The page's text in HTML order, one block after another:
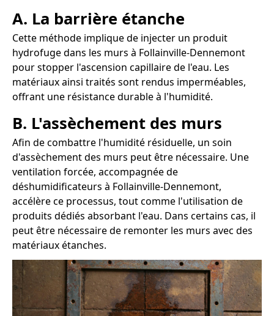
A. La barrière étanche
Cette méthode implique de injecter un produit
hydrofuge dans les murs à Follainville-Dennemont
pour stopper l'ascension capillaire de l'eau. Les
matériaux ainsi traités sont rendus imperméables,
offrant une résistance durable à l'humidité.
B. L'assèchement des murs
Afin de combattre l'humidité résiduelle, un soin
d'assèchement des murs peut être nécessaire. Une
ventilation forcée, accompagnée de
déshumidificateurs à Follainville-Dennemont,
accélère ce processus, tout comme l'utilisation de
produits dédiés absorbant l'eau. Dans certains cas, il
peut être nécessaire de remonter les murs avec des
matériaux étanches.